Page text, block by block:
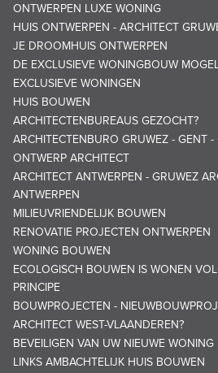
ONTWERPEN LUXE WONING
HUIS ONTWERPEN - ARCHITECT
JE DROOMHUIS ONTWERPEN
DE EXCLUSIEVE WONINGBOUW
EXCLUSIEVE WONINGEN
HUIS BOUWEN
ARCHITECTENBUREAUS GEZOCHT?
ARCHITECTENBURO GRUWEZ - GENT
ONTWERP ARCHITECT
ARCHITECT ANTWERPEN - GRUWEZ
ANTWERPEN
MILIEUVRIENDELIJK BOUWEN
RENOVATIE PROJECTEN ONTWERPEN
WONING BOUWEN
ECOLOGISCH BOUWEN IS WONEN
PRINCIPE
BOUWPROJECTEN -
ARCHITECT WEST-VLAANDEREN?
BEVEILIGEN VAN UW NIEUWE WONING
LINKS AMBACHTELIJK HUIS BOUWEN